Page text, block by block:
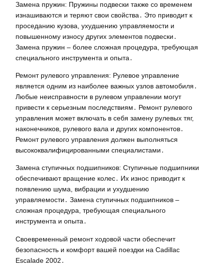
Замена пружин: Пружины подвески также со временем
изнашиваются и теряют свои свойства․ Это приводит к
проседанию кузова, ухудшению управляемости и
повышенному износу других элементов подвески․
Замена пружин – более сложная процедура, требующая
специального инструмента и опыта․
Ремонт рулевого управления: Рулевое управление
является одним из наиболее важных узлов автомобиля․
Любые неисправности в рулевом управлении могут
привести к серьезным последствиям․ Ремонт рулевого
управления может включать в себя замену рулевых тяг,
наконечников, рулевого валa и других компонентов․
Ремонт рулевого управления должен выполняться
высококвалифицированными специалистами․
Замена ступичных подшипников: Ступичные подшипники
обеспечивают вращение колес․ Их износ приводит к
появлению шума, вибрации и ухудшению
управляемости․ Замена ступичных подшипников –
сложная процедура, требующая специального
инструмента и опыта․
Своевременный ремонт ходовой части обеспечит
безопасность и комфорт вашей поездки на Cadillac
Escalade 2002․